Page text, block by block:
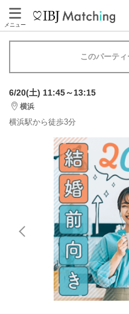
メニュー
このパーテ
6/20(土) 11:45～13:15
横浜
横浜駅から徒歩3分